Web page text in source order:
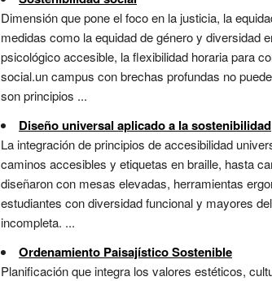
Dimensión que pone el foco en la justicia, la
medidas como la equidad de género y diversidad
psicológico accesible, la flexibilidad horaria para
social.un campus con brechas profundas no
son principios ...
Diseño universal aplicado a la sostenibilidad
La integración de principios de accesibilidad
caminos accesibles y etiquetas en braille, hasta
diseñaron con mesas elevadas, herramientas
estudiantes con diversidad funcional y mayores
incompleta. ...
Ordenamiento Paisajístico Sostenible
Planificación que integra los valores estéticos,